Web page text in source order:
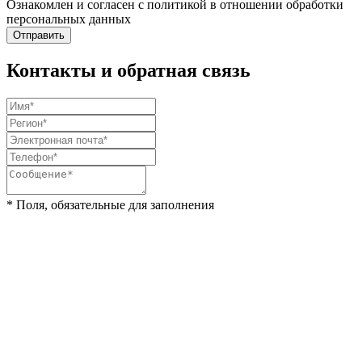
Ознакомлен и согласен с политикой в отношении обработки
персональных данных
Отправить
Контакты и обратная связь
* Поля, обязательные для заполнения